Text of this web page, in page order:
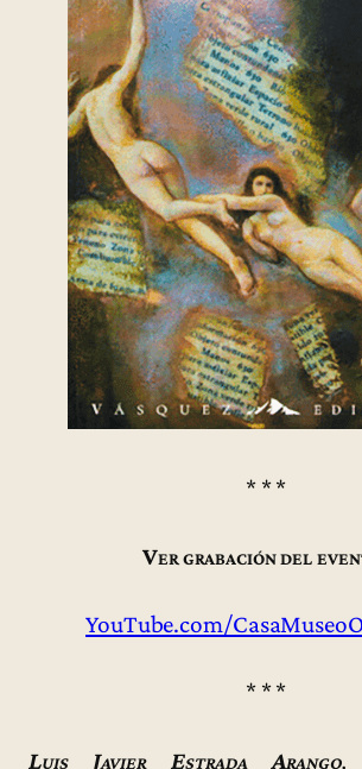
* * *
Ver grabación del
YouTube.com/
* * *
Luis Javier Estrada Arango,